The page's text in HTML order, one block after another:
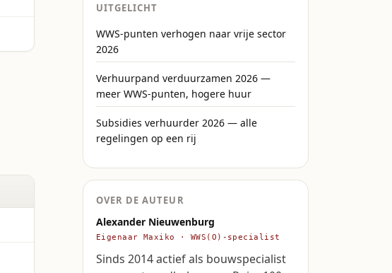
UITGELICHT
WWS-punten verhogen naar vrije sector
2026
Verhuurpand verduurzamen 2026 —
meer WWS-punten, hogere huur
Subsidies verhuurder 2026 — alle
regelingen op een rij
OVER DE AUTEUR
Alexander Nieuwenburg
Eigenaar Maxiko · WWS(O)-specialist
Sinds 2014 actief als bouwspecialist